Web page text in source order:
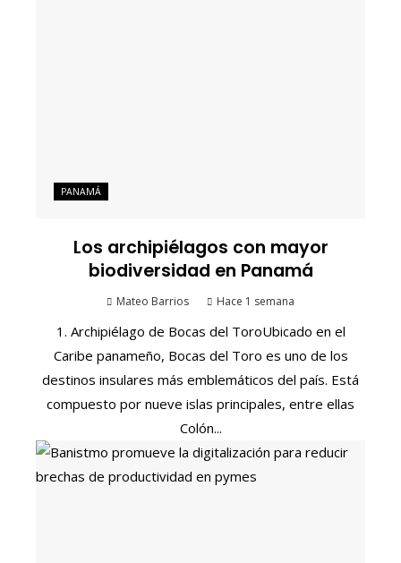
PANAMÁ
Los archipiélagos con mayor
biodiversidad en Panamá
Mateo Barrios Hace 1 semana
1. Archipiélago de Bocas del ToroUbicado en el
Caribe panameño, Bocas del Toro es uno de los
destinos insulares más emblemáticos del país. Está
compuesto por nueve islas principales, entre ellas
Colón...